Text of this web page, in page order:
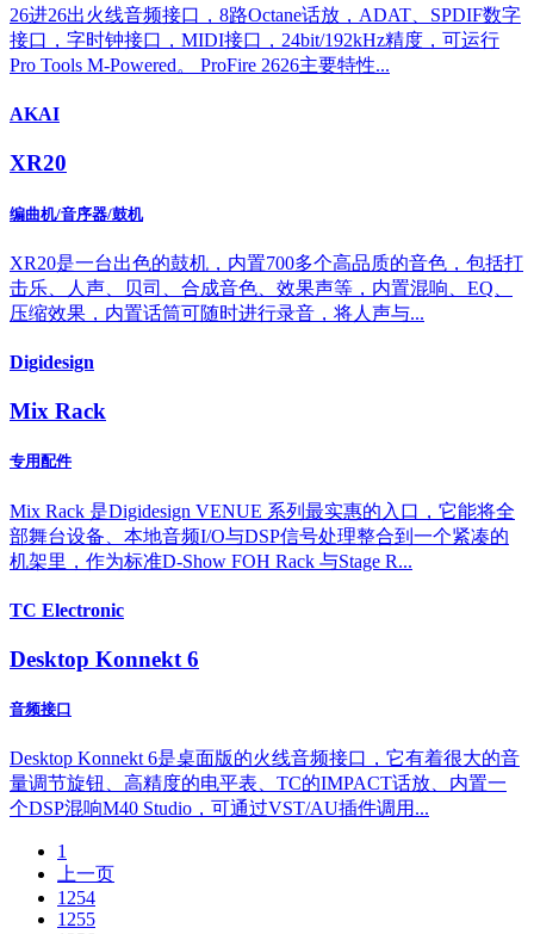
26进26出火线音频接口，8路Octane话放，ADAT、SPDIF数字
接口，字时钟接口，MIDI接口，24bit/192kHz精度，可运行
Pro Tools M-Powered。 ProFire 2626主要特性...
AKAI
XR20
编曲机/音序器/鼓机
XR20是一台出色的鼓机，内置700多个高品质的音色，包括打
击乐、人声、贝司、合成音色、效果声等，内置混响、EQ、
压缩效果，内置话筒可随时进行录音，将人声与...
Digidesign
Mix Rack
专用配件
Mix Rack 是Digidesign VENUE 系列最实惠的入口，它能将全
部舞台设备、本地音频I/O与DSP信号处理整合到一个紧凑的
机架里，作为标准D-Show FOH Rack 与Stage R...
TC Electronic
Desktop Konnekt 6
音频接口
Desktop Konnekt 6是桌面版的火线音频接口，它有着很大的音
量调节旋钮、高精度的电平表、TC的IMPACT话放、内置一
个DSP混响M40 Studio，可通过VST/AU插件调用...
1
上一页
1254
1255